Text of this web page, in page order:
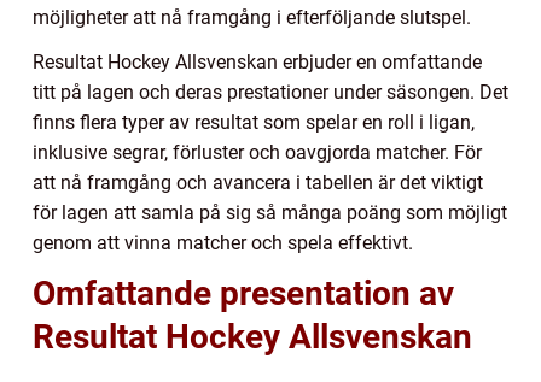
möjligheter att nå framgång i efterföljande slutspel.
Resultat Hockey Allsvenskan erbjuder en omfattande
titt på lagen och deras prestationer under säsongen. Det
finns flera typer av resultat som spelar en roll i ligan,
inklusive segrar, förluster och oavgjorda matcher. För
att nå framgång och avancera i tabellen är det viktigt
för lagen att samla på sig så många poäng som möjligt
genom att vinna matcher och spela effektivt.
Omfattande presentation av
Resultat Hockey Allsvenskan